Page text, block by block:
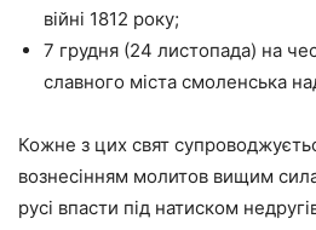
війні 1812 року;
7 грудня (24 листопада) на
славного міста смоленська
Кожне з цих свят
вознесінням молитов вищим
русі впасти під натиском